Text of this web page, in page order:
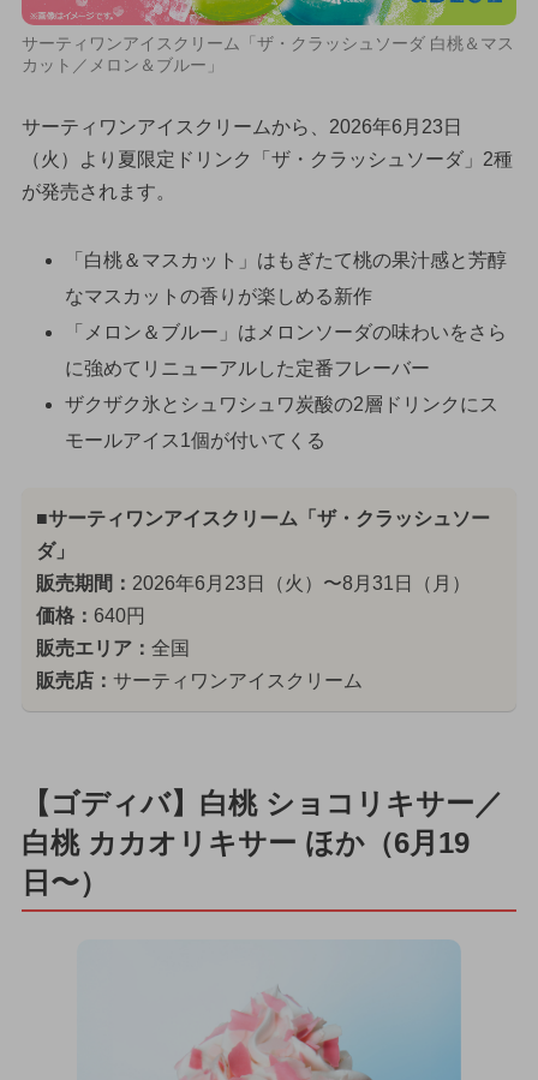
サーティワンアイスクリーム「ザ・クラッシュソーダ 白桃＆マス
カット／メロン＆ブルー」
サーティワンアイスクリームから、2026年6月23日
（火）より夏限定ドリンク「ザ・クラッシュソーダ」2種
が発売されます。
「白桃＆マスカット」はもぎたて桃の果汁感と芳醇
なマスカットの香りが楽しめる新作
「メロン＆ブルー」はメロンソーダの味わいをさら
に強めてリニューアルした定番フレーバー
ザクザク氷とシュワシュワ炭酸の2層ドリンクにス
モールアイス1個が付いてくる
■サーティワンアイスクリーム「ザ・クラッシュソー
ダ」
販売期間： 2026年6月23日（火）〜8月31日（月）
価格： 640円
販売エリア： 全国
販売店： サーティワンアイスクリーム
【ゴディバ】白桃 ショコリキサー／
白桃 カカオリキサー ほか（6月19
日〜）